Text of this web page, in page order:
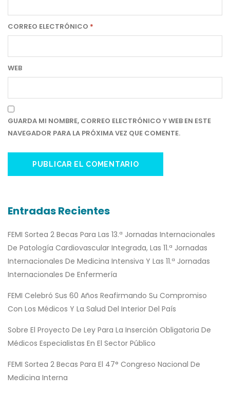
CORREO ELECTRÓNICO *
WEB
GUARDA MI NOMBRE, CORREO ELECTRÓNICO Y WEB EN ESTE
NAVEGADOR PARA LA PRÓXIMA VEZ QUE COMENTE.
Entradas Recientes
FEMI Sortea 2 Becas Para Las 13.ª Jornadas Internacionales
De Patología Cardiovascular Integrada, Las 11.ª Jornadas
Internacionales De Medicina Intensiva Y Las 11.ª Jornadas
Internacionales De Enfermería
FEMI Celebró Sus 60 Años Reafirmando Su Compromiso
Con Los Médicos Y La Salud Del Interior Del País
Sobre El Proyecto De Ley Para La Inserción Obligatoria De
Médicos Especialistas En El Sector Público
FEMI Sortea 2 Becas Para El 47° Congreso Nacional De
Medicina Interna